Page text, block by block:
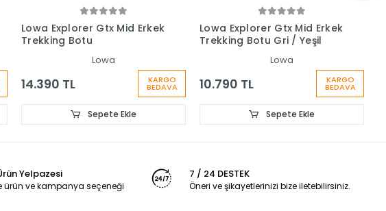
Lowa Explorer Gtx Mid Erkek
Trekking Botu
Lowa
14.390 TL KARGO
BEDAVA
Sepete Ekle
Lowa Explorer Gtx Mid Erkek
Trekking Botu Gri / Yeşil
Lowa
10.790 TL KARGO
BEDAVA
Sepete Ekle
Yelpazesi
ürün ve kampanya seçeneği
7 / 24 DESTEK
Öneri ve şikayetlerinizi bize iletebilirsiniz.